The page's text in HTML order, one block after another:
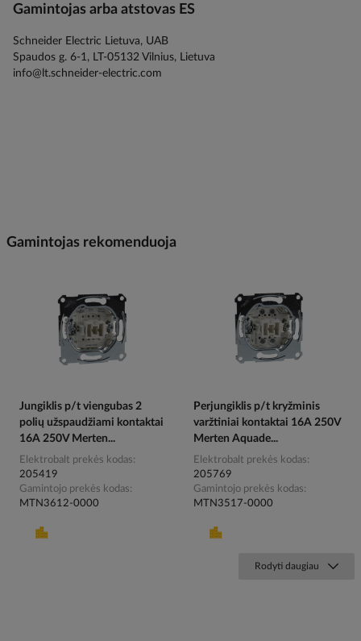
Gamintojas arba atstovas ES
Schneider Electric Lietuva, UAB
Spaudos g. 6-1, LT-05132 Vilnius, Lietuva
info@lt.schneider-electric.com
Gamintojas rekomenduoja
Jungiklis p/t viengubas 2
polių užspaudžiami kontaktai
16A 250V Merten...
Elektrobalt prekės kodas
205419
Gamintojo prekės kodas
MTN3612-0000
Perjungiklis p/t kryžminis
varžtiniai kontaktai 16A 250V
Merten Aquade...
Elektrobalt prekės kodas
205769
Gamintojo prekės kodas
MTN3517-0000
Rodyti daugiau